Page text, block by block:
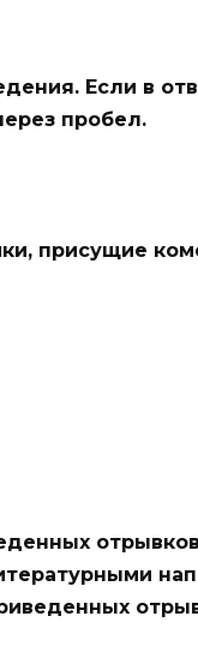
Если в
пробел.
присущие